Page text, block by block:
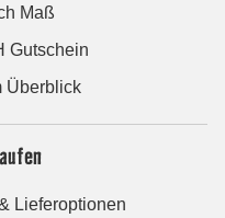
Maß
Gutschein
Überblick
Lieferoptionen